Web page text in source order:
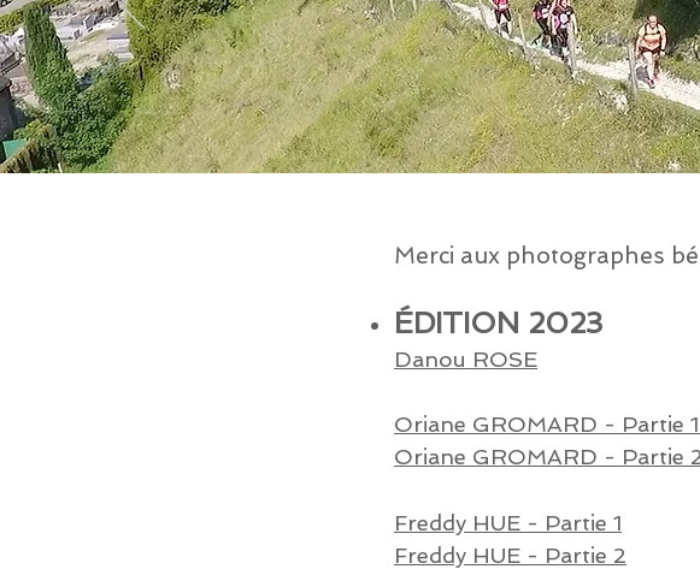
Merci aux photographes
ÉDITION 2023
Danou ROSE
Oriane GROMARD - Partie 1
Oriane GROMARD - Partie
Freddy HUE - Partie 1
Freddy HUE - Partie 2